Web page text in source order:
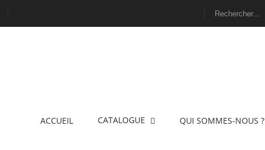
ACCUEIL CATALOGUE QUI SOMMES-NOUS ?